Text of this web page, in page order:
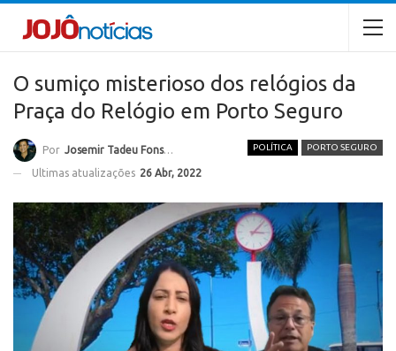
O sumiço misterioso dos relógios da
Praça do Relógio em Porto Seguro
POLÍTICA PORTO SEGURO
Por Josemir Tadeu Fonseca
Ultimas atualizações 26 Abr, 2022